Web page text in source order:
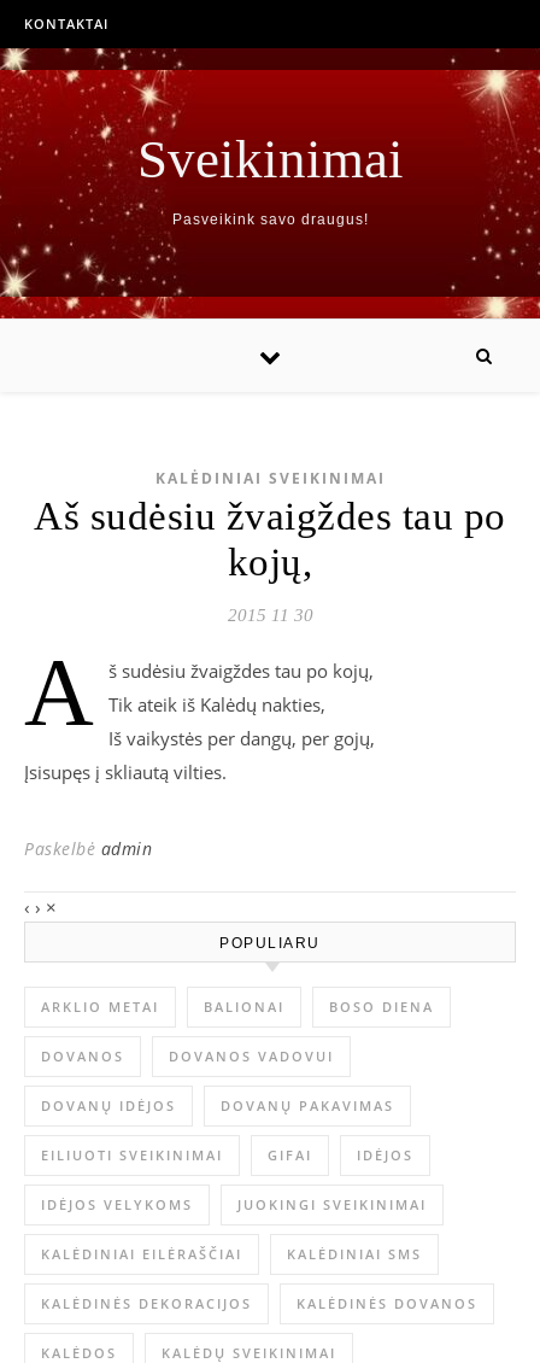
KONTAKTAI
Sveikinimai
Pasveikink savo draugus!
KALĖDINIAI SVEIKINIMAI
Aš sudėsiu žvaigždes tau po
kojų,
2015 11 30
A š sudėsiu žvaigždes tau po kojų,
Tik ateik iš Kalėdų nakties,
Iš vaikystės per dangų, per gojų,
Įsisupęs į skliautą vilties.
Paskelbė admin
‹ › ×
POPULIARU
ARKLIO METAI BALIONAI BOSO DIENA
DOVANOS DOVANOS VADOVUI
DOVANŲ IDĖJOS DOVANŲ PAKAVIMAS
EILIUOTI SVEIKINIMAI GIFAI IDĖJOS
IDĖJOS VELYKOMS JUOKINGI SVEIKINIMAI
KALĖDINIAI EILĖRAŠČIAI KALĖDINIAI SMS
KALĖDINĖS DEKORACIJOS KALĖDINĖS DOVANOS
KALĖDOS KALĖDŲ SVEIKINIMAI